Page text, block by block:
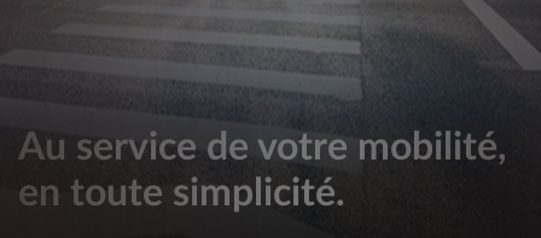
Au service de votre mobilité,
en toute simplicité.